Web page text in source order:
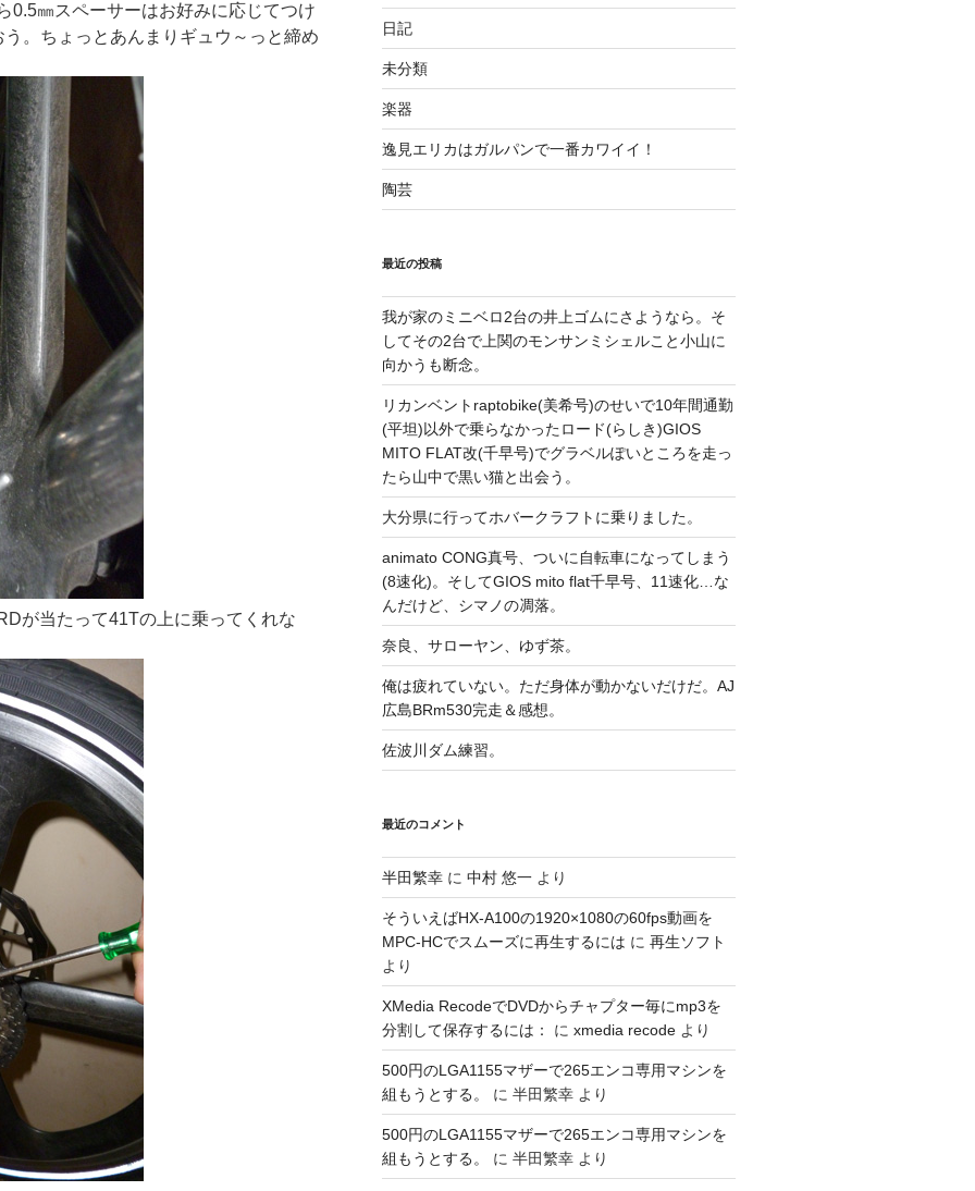
㎜スペーサーはお好みに応じてつけ
。ちょっとあんまりギュウ～っと締め
当たって41Tの上に乗ってくれな
日記
未分類
楽器
逸見エリカはガルパンで一番カワイイ！
陶芸
最近の投稿
我が家のミニベロ2台の井上ゴムにさようなら。そ
してその2台で上関のモンサンミシェルこと小山に
向かうも断念。
リカンベントraptobike(美希号)のせいで10年間通勤
(平坦)以外で乗らなかったロード(らしき)GIOS
MITO FLAT改(千早号)でグラベルぽいところを走っ
たら山中で黒い猫と出会う。
大分県に行ってホバークラフトに乗りました。
animato CONG真号、ついに自転車になってしまう
(8速化)。そしてGIOS mito flat千早号、11速化…な
んだけど、シマノの凋落。
奈良、サローヤン、ゆず茶。
俺は疲れていない。ただ身体が動かないだけだ。AJ
広島BRm530完走＆感想。
佐波川ダム練習。
最近のコメント
半田繁幸に 中村 悠一より
そういえばHX-A100の1920×1080の60fps動画を
MPC-HCでスムーズに再生するには に 再生ソフト
より
XMedia RecodeでDVDからチャプター毎にmp3を
分割して保存するには：
に xmedia recodeより
500円のLGA1155マザーで265エンコ専用マシンを
組もうとする。
に 半田繁幸より
500円のLGA1155マザーで265エンコ専用マシンを
組もうとする。
に 半田繁幸より